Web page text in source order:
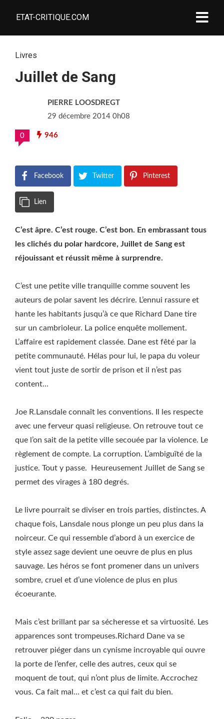
ETAT-CRITIQUE.COM
Livres
Juillet de Sang
PIERRE LOOSDREGT
29 décembre 2014 0h08
0 946
Facebook Twitter Pinterest
Lien
C’est âpre. C’est rouge. C’est bon. En embrassant tous
les clichés du polar hardcore, Juillet de Sang est
réjouissant et réussit même à surprendre.
C’est une petite ville tranquille comme souvent les
auteurs de polar savent les décrire. L’ennui rassure et
hante les habitants jusqu’à ce que Richard Dane tire
sur un cambrioleur. La police enquête mollement.
L’affaire est rapidement classée. Dane est fêté par la
petite communauté. Hélas pour lui, le papa du voleur
vient tout juste de sortir de prison et il n’est pas
content…
Joe R.Lansdale connaît les conventions. Il les respecte
avec une ferveur quasi religieuse. On retrouve tout ce
que l’on sait de la petite ville secouée par la violence. Le
règlement de compte. La corruption. L’ambiguïté de la
justice. Tout y passe. Heureusement Juillet de Sang se
permet des virages à 180 degrés.
Le livre pourrait se diviser en trois parties, distinctes. A
chaque fois, Lansdale nous plonge un peu plus dans la
noirceur. Ce qui ressemble d’abord à un exercice de
style assez sage devient une oeuvre de plus en plus
sauvage. Les héros se font promener dans un univers
sombre, cruel et d’une violence de plus en plus
écoeurante.
Mais c’est brillant par sa sécheresse et sa virtuosité. Les
apparences sont trompeuses.Richard Dane va se
retrouver piéger dans un cynisme incroyable qui ouvre
la porte de l’enfer, celle des autres, ceux qui se
moquent de tout, qui n’ont plus de limite. Accrochez
vous. Ca fait mal… et c’est ca qui fait du bien.